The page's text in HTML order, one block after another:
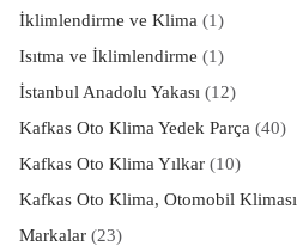
İklimlendirme ve Klima (1)
Isıtma ve İklimlendirme (1)
İstanbul Anadolu Yakası (12)
Kafkas Oto Klima Yedek Parça (40)
Kafkas Oto Klima Yılkar(10)
Kafkas Oto Klima, Otomobil Kliması
Markalar(23)